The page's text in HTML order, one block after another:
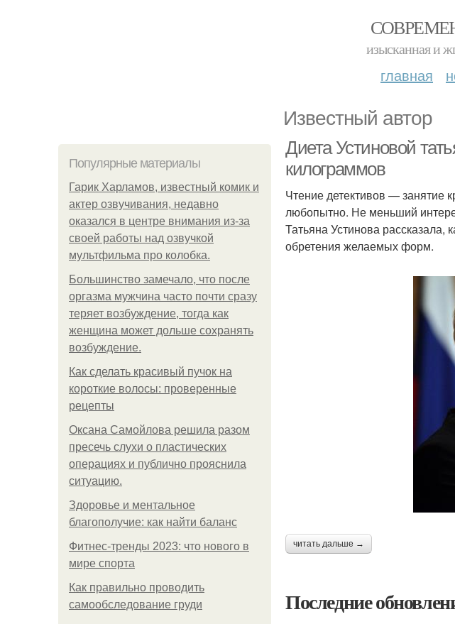
изысканная и
главная
Известный автор
Популярные материалы
Гарик Харламов, известный комик и
актер озвучивания, недавно
оказался в центре внимания из-за
своей работы над озвучкой
мультфильма про колобка.
Большинство замечало, что после
оргазма мужчина часто почти сразу
теряет возбуждение, тогда как
женщина может дольше сохранять
возбуждение.
Как сделать красивый пучок на
короткие волосы: проверенные
рецепты
Оксана Самойлова решила разом
пресечь слухи о пластических
операциях и публично прояснила
ситуацию.
Здоровье и ментальное
благополучие: как найти баланс
Фитнес-тренды 2023: что нового в
мире спорта
Как правильно проводить
самообследование груди
Диета Устиновой
килограммов
Чтение детективов — занятие
любопытно. Не меньший
Татьяна Устинова
обретения желаемых форм.
читать дальше →
Последние